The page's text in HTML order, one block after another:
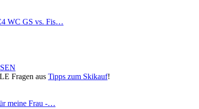
WC GS vs. Fis…
Fragen aus Tipps zum Skikauf!
meine Frau -…